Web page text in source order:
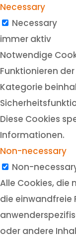
Necessary
Necessary
immer aktiv
Notwendige
Funktionieren
Kategorie
Diese Cookies
Informationen.
Non-necessary
Non-
Alle Cookies, die
die einwandfreie
oder andere